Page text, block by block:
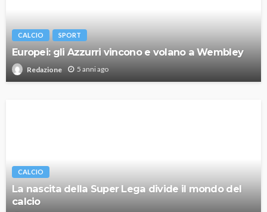
CALCIO SPORT
Europei: gli Azzurri vincono e volano a Wembley
Redazione 5 anni ago
CALCIO
La nascita della Super Lega divide il mondo del
calcio